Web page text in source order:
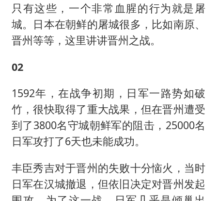
只有这些，一个非常血腥的行为就是屠
城。日本在朝鲜的屠城很多，比如南原、
晋州等等，这里讲讲晋州之战。
02
1592年，在战争初期，日军一路势如破
竹，很快取得了重大战果，但在晋州遭受
到了3800名守城朝鲜军的阻击，25000名
日军攻打了6天也未能成功。
丰臣秀吉对于晋州的失败十分恼火，当时
日军在汉城撤退，但依旧决定对晋州发起